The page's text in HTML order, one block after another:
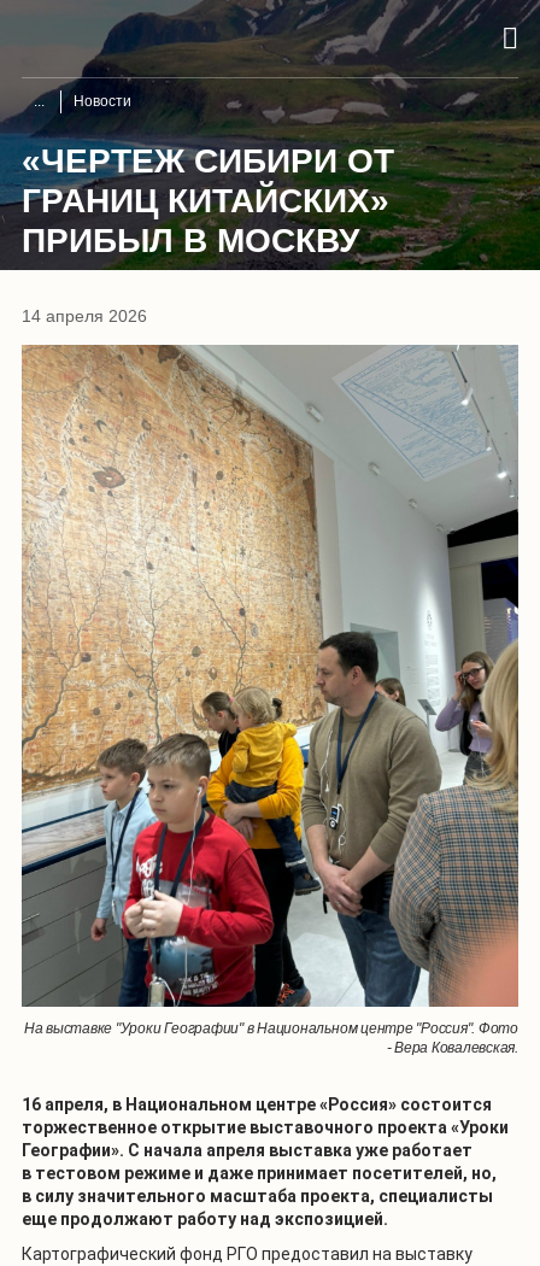
Новости
«ЧЕРТЕЖ СИБИРИ ОТ
ГРАНИЦ КИТАЙСКИХ»
ПРИБЫЛ В МОСКВУ
14 апреля 2026
На выставке "Уроки Географии" в Национальном центре "Россия". Фото
- Вера Ковалевская.
16 апреля, в Национальном центре «Россия» состоится
торжественное открытие выставочного проекта «Уроки
Географии». С начала апреля выставка уже работает
в тестовом режиме и даже принимает посетителей, но,
в силу значительного масштаба проекта, специалисты
еще продолжают работу над экспозицией.
Картографический фонд РГО предоставил на выставку